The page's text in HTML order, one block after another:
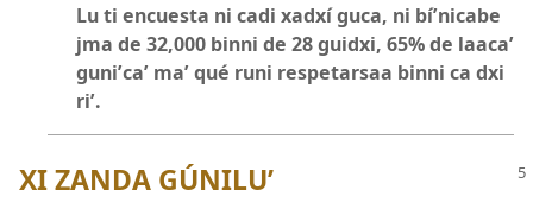
Lu ti encuesta ni cadi xadxí guca, ni bíʼnicabe
jma de 32,000 binni de 28 guidxi, 65% de laacaʼ
guniʼcaʼ maʼ qué runi respetarsaa binni ca dxi
riʼ.
XI ZANDA GÚNILUʼ